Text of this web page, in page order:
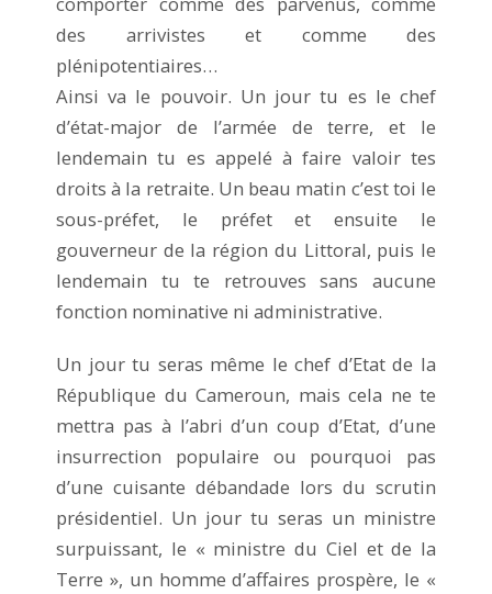
des arrivistes et comme des
plénipotentiaires…
Ainsi va le pouvoir. Un jour tu es le chef
d’état-major de l’armée de terre, et le
lendemain tu es appelé à faire valoir tes
droits à la retraite. Un beau matin c’est toi le
sous-préfet, le préfet et ensuite le
gouverneur de la région du Littoral, puis le
lendemain tu te retrouves sans aucune
fonction nominative ni administrative.
Un jour tu seras même le chef d’Etat de la
République du Cameroun, mais cela ne te
mettra pas à l’abri d’un coup d’Etat, d’une
insurrection populaire ou pourquoi pas
d’une cuisante débandade lors du scrutin
présidentiel. Un jour tu seras un ministre
surpuissant, le « ministre du Ciel et de la
Terre », un homme d’affaires prospère, le «